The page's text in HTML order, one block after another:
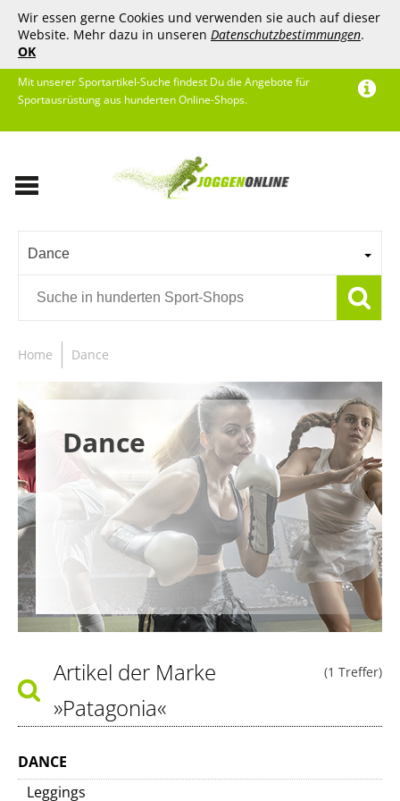
Wir essen gerne Cookies und verwenden sie auch auf dieser
Website. Mehr dazu in unseren Datenschutzbestimmungen.
OK
Mit unserer Sportartikel-Suche findest Du die Angebote für
Sportausrüstung aus hunderten Online-Shops.
Dance
Home Dance
Dance
(1 Treffer)
Artikel der Marke
»Patagonia«
DANCE
Leggings